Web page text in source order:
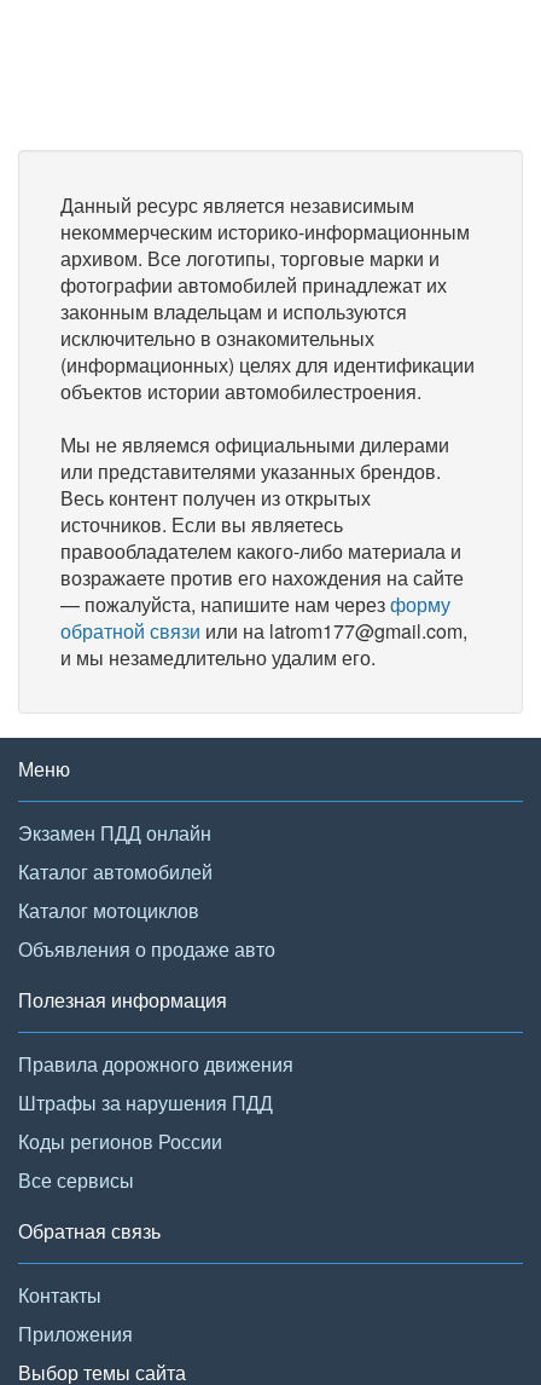
Данный ресурс является независимым
некоммерческим историко-информационным
архивом. Все логотипы, торговые марки и
фотографии автомобилей принадлежат их
законным владельцам и используются
исключительно в ознакомительных
(информационных) целях для идентификации
объектов истории автомобилестроения.
Мы не являемся официальными дилерами
или представителями указанных брендов.
Весь контент получен из открытых
источников. Если вы являетесь
правообладателем какого-либо материала и
возражаете против его нахождения на сайте
— пожалуйста, напишите нам черезформу
обратной связи или на latrom177@gmail.com,
и мы незамедлительно удалим его.
Меню
Экзамен ПДД онлайн
Каталог автомобилей
Каталог мотоциклов
Объявления о продаже авто
Полезная информация
Правила дорожного движения
Штрафы за нарушения ПДД
Коды регионов России
Все сервисы
Обратная связь
Контакты
Приложения
Выбор темы сайта